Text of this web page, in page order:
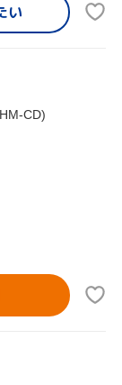
い
CD)